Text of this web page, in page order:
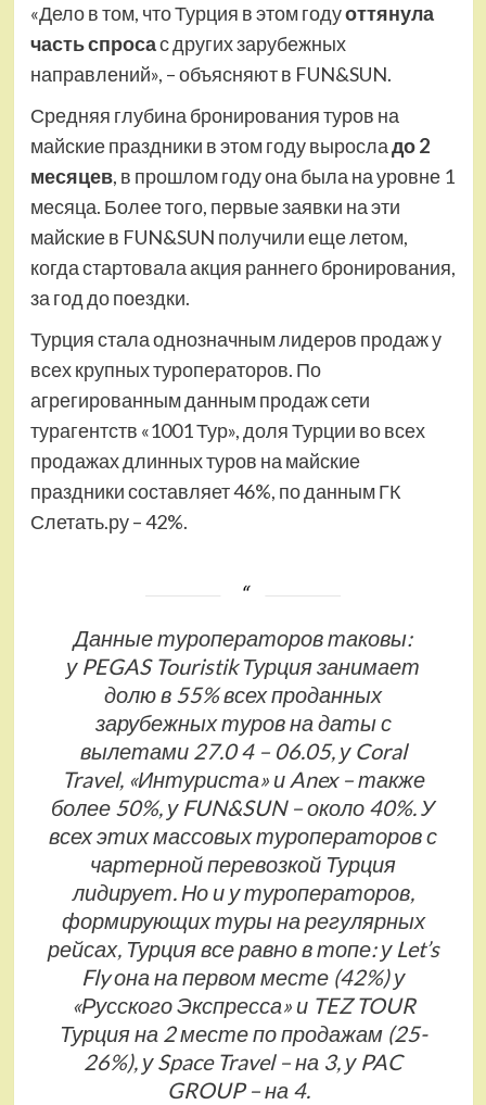
«Дело в том, что Турция в этом годуоттянула
часть спросас других зарубежных
направлений», – объясняют в FUN&SUN.
Средняя глубина бронирования туров на
майские праздники в этом году выросладо 2
месяцев, в прошлом году она была на уровне 1
месяца. Более того, первые заявки на эти
майские в FUN&SUN получили еще летом,
когда стартовала акция раннего бронирования,
за год до поездки.
Турция стала однозначным лидеров продаж у
всех крупных туроператоров. По
агрегированным данным продаж сети
турагентств «1001 Тур», доля Турции во всех
продажах длинных туров на майские
праздники составляет 46%, по данным ГК
Слетать.ру – 42%.
Данные туроператоров таковы:
у PEGAS Touristik Турция занимает
долю в 55% всех проданных
зарубежных туров на даты с
вылетами 27.0 4 – 06.05, у Coral
Travel, «Интуриста» и Anex – также
более 50%, у FUN&SUN – около 40%. У
всех этих массовых туроператоров с
чартерной перевозкой Турция
лидирует. Но и у туроператоров,
формирующих туры на регулярных
рейсах, Турция все равно в топе: у Let’s
Fly она на первом месте (42%) у
«Русского Экспресса» и TEZ TOUR
Турция на 2 месте по продажам (25-
26%), у Space Travel – на 3, у PAC
GROUP – на 4.